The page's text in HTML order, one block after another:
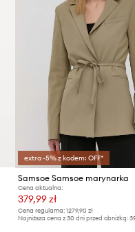
extra -5% z kodem: OFF*
Samsoe Samsoe marynarka
Cena aktualna:
379,99 zł
Cena regularna:1279,90 zł
Najniższa cena z 30 dni przed obniżką: